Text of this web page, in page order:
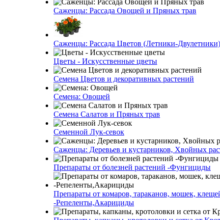
Саженцы: Рассада Овощей и Пряных трав
Саженцы: Рассада Цветов (Летники-Двулетники)
Цветы - Искусственные цветы
Семена Цветов и декоративных растений
Семена: Овощей
Семена Салатов и Пряных трав
Семенной Лук-севок
Саженцы: Деревьев и кустарников, Хвойных
Препараты от болезней растений -Фунгициды
Препараты от комаров, тараканов, мошек,
-Репеленты,Акарициды